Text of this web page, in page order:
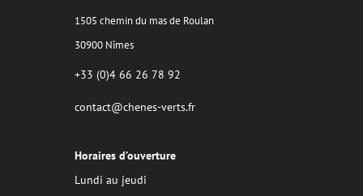
1505 chemin du mas de Roulan
30900 Nîmes
+33 (0)4 66 26 78 92
contact@chenes-verts.fr
Horaires d’ouverture
Lundi au jeudi